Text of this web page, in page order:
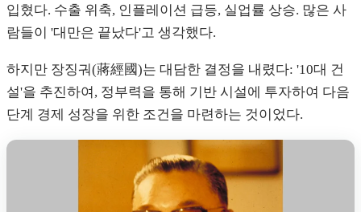
입혔다. 수출 위축, 인플레이션 급등, 실업률 상승. 많은 사
람들이 '대만은 끝났다'고 생각했다.
하지만 장징궈(蔣經國)는 대담한 결정을 내렸다: '10대 건
설'을 추진하여, 정부력을 통해 기반 시설에 투자하여 다음
단계 경제 성장을 위한 조건을 마련하는 것이었다.